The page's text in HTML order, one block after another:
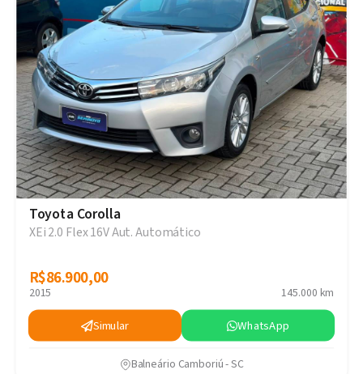
Toyota Corolla
XEi 2.0 Flex 16V Aut. Automático
R$86.900,00
R$86.900,00
2015 145.000 km
Simular WhatsApp
Balneário Camboriú - SC